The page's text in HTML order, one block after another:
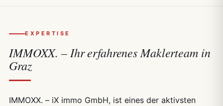
EXPERTISE
IMMOXX. – Ihr erfahrenes Maklerteam in
Graz
IMMOXX. – iX immo GmbH, ist eines der aktivsten